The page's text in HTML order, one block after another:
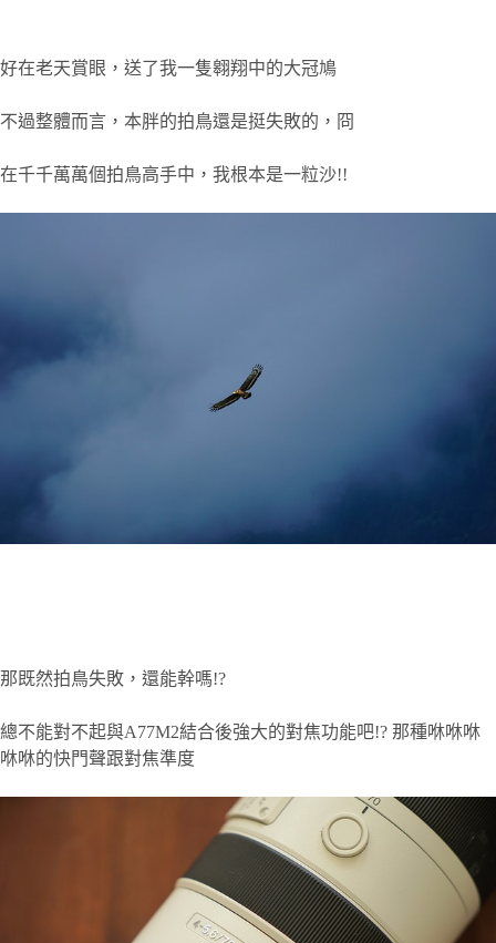
好在老天賞眼，送了我一隻翱翔中的大冠鳩
不過整體而言，本胖的拍鳥還是挺失敗的，冏
在千千萬萬個拍鳥高手中，我根本是一粒沙!!
那既然拍鳥失敗，還能幹嗎!?
總不能對不起與A77M2結合後強大的對焦功能吧!? 那種咻咻咻
咻咻的快門聲跟對焦準度